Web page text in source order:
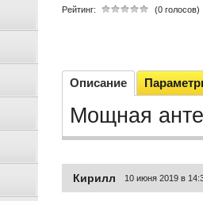
Рейтинг: (0 голосов)
Описание
Мощная
Кирилл 10 июня 2019 в